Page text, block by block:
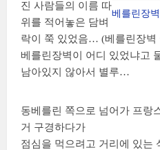
베를린장
진 사람들의 이름 따
위를 적어놓은 담벼
락이 쭉 있었음… (베를린장벽
베를린장벽이 어디 있었냐고
남아있지 않아서 별루…
동베를린 쪽으로 넘어가 프랑
거 구경하다가
점심을 먹으려고 거리에 있는